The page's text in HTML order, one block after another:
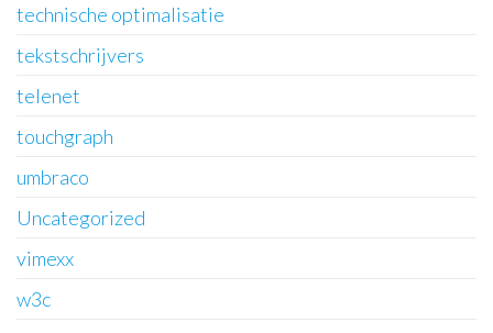
technische optimalisatie
tekstschrijvers
telenet
touchgraph
umbraco
Uncategorized
vimexx
w3c